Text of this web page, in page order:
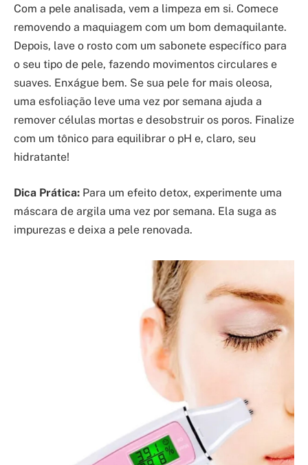
Com a pele analisada, vem a limpeza em si. Comece
removendo a maquiagem com um bom demaquilante.
Depois, lave o rosto com um sabonete específico para
o seu tipo de pele, fazendo movimentos circulares e
suaves. Enxágue bem. Se sua pele for mais oleosa,
uma esfoliação leve uma vez por semana ajuda a
remover células mortas e desobstruir os poros. Finalize
com um tônico para equilibrar o pH e, claro, seu
hidratante!
Dica Prática: Para um efeito detox, experimente uma
máscara de argila uma vez por semana. Ela suga as
impurezas e deixa a pele renovada.